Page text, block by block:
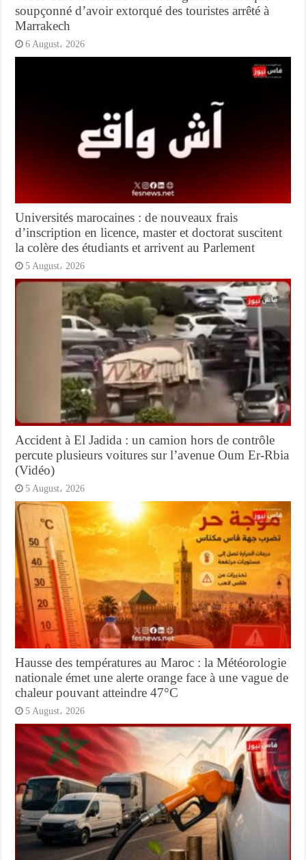
soupçonné d’avoir extorqué des touristes arrêté à
Marrakech
6 August، 2026
Universités marocaines : de nouveaux frais
d’inscription en licence, master et doctorat suscitent
la colère des étudiants et arrivent au Parlement
5 August، 2026
Accident à El Jadida : un camion hors de contrôle
percute plusieurs voitures sur l’avenue Oum Er-Rbia
(Vidéo)
5 August، 2026
Hausse des températures au Maroc : la Météorologie
nationale émet une alerte orange face à une vague de
chaleur pouvant atteindre 47°C
5 August، 2026